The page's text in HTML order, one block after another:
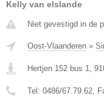
Kelly van elslande
Niet gevestigd in de
Oost-Vlaanderen »
Hertjen 152 bus 1
Tel: 0486/67.79.62 ,